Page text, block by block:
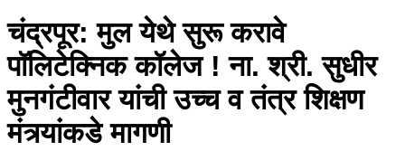
चंद्रपूर: मुल येथे सुरू करावे
पॉलिटेक्निक कॉलेज ! ना. श्री. सुधीर
मुनगंटीवार यांची उच्च व तंत्र शिक्षण
मंत्र्यांकडे मागणी